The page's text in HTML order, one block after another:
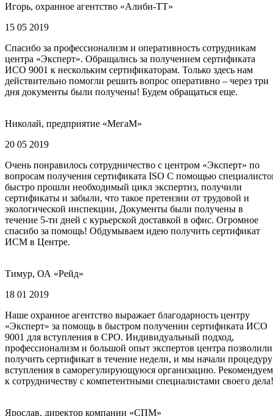
Игорь, охранное агентство «Алиби-ТТ»
15 05 2019
Спасибо за профессионализм и оперативность сотрудникам
центра «Эксперт». Обращались за получением сертификата
ИСО 9001 к нескольким сертификаторам. Только здесь нам
действительно помогли решить вопрос оперативно – через три
дня документы были получены! Будем обращаться еще.
Николай, предприятие «МегаМ»
20 05 2019
Очень понравилось сотрудничество с центром «Эксперт» по
вопросам получения сертификата ISO С помощью
быстро прошли необходимый цикл экспертиз, получили
сертификаты и забыли, что такое претензии от трудовой и
экологической инспекции, Документы были получены в
течение 5-ти дней с курьерской доставкой в офис. Огромное
спасибо за помощь! Обдумываем идею получить сертификат
ИСМ в Центре.
Тимур, ОА «Рейд»
18 01 2019
Наше охранное агентство выражает благодарность центру
«Эксперт» за помощь в быстром получении сертификата ИСО
9001 для вступления в СРО. Индивидуальный подход,
профессионализм и большой опыт экспертов центра позволили
получить сертификат в течение недели, и мы начали процедуру
вступления в саморегулирующуюся организацию. Рекомендуем
к сотрудничеству с компетентными специалистами своего дела!
Ярослав, директор компании «СПМ»